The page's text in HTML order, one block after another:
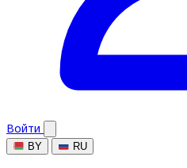
Войти
BY RU